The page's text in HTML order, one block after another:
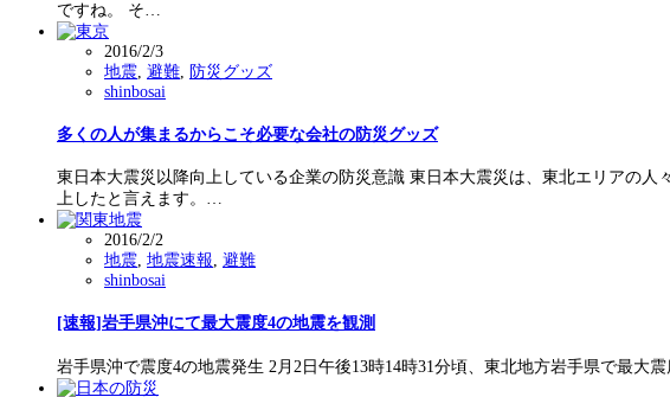
ですね。 そ…
2016/2/3
地震, 避難, 防災グッズ
shinbosai
多くの人が集まるからこそ必要な会社の防災グッズ
東日本大震災以降向上している企業の防災意識 東日本大震災は、東北エリアの
上したと言えます。…
2016/2/2
地震, 地震速報, 避難
shinbosai
[速報]岩手県沖にて最大震度4の地震を観測
岩手県沖で震度4の地震発生 2月2日午後13時14時31分頃、東北地方岩手県で最大